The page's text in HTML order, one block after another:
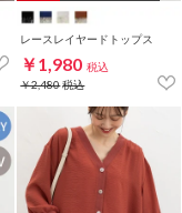
レースレイヤードトップス
￥1,980 税込
￥2,480税込